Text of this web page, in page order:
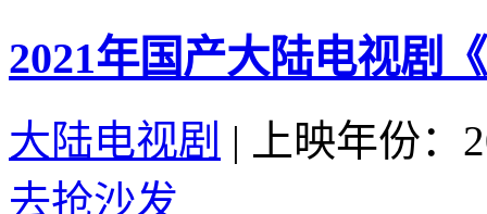
2021年国产大陆电视剧
大陆电视剧 |
上映年份：
去抢沙发